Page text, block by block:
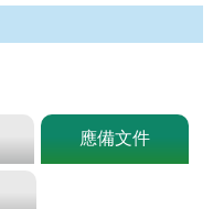
應備文件